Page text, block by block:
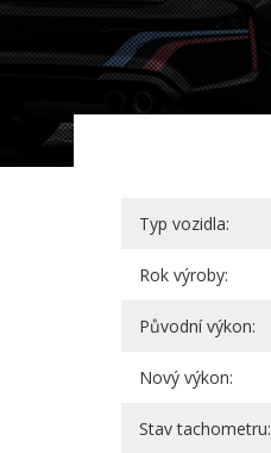
Typ vozidla:
Rok výroby:
Původní výkon:
Nový výkon:
Stav tachometru: